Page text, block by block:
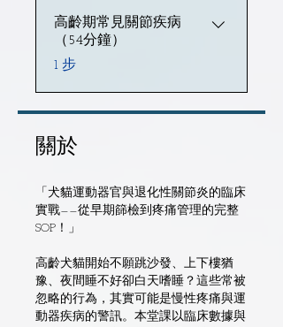
高齡期常見關節疾病
（54分鐘）
.1 步
關於
「犬貓運動器官與退化性關節炎的臨床
實戰——從早期篩檢到疼痛管理的完整
SOP！」
高齡犬貓開始不願跳沙發、上下樓猶
豫、夜間睡不好卻白天嗜睡？這些常被
忽略的行為，其實可能是慢性疼痛與運
動器疾病的警訊。本堂課以臨床數據與